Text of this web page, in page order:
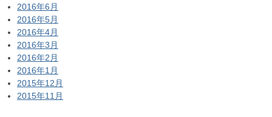
2016年6月
2016年5月
2016年4月
2016年3月
2016年2月
2016年1月
2015年12月
2015年11月